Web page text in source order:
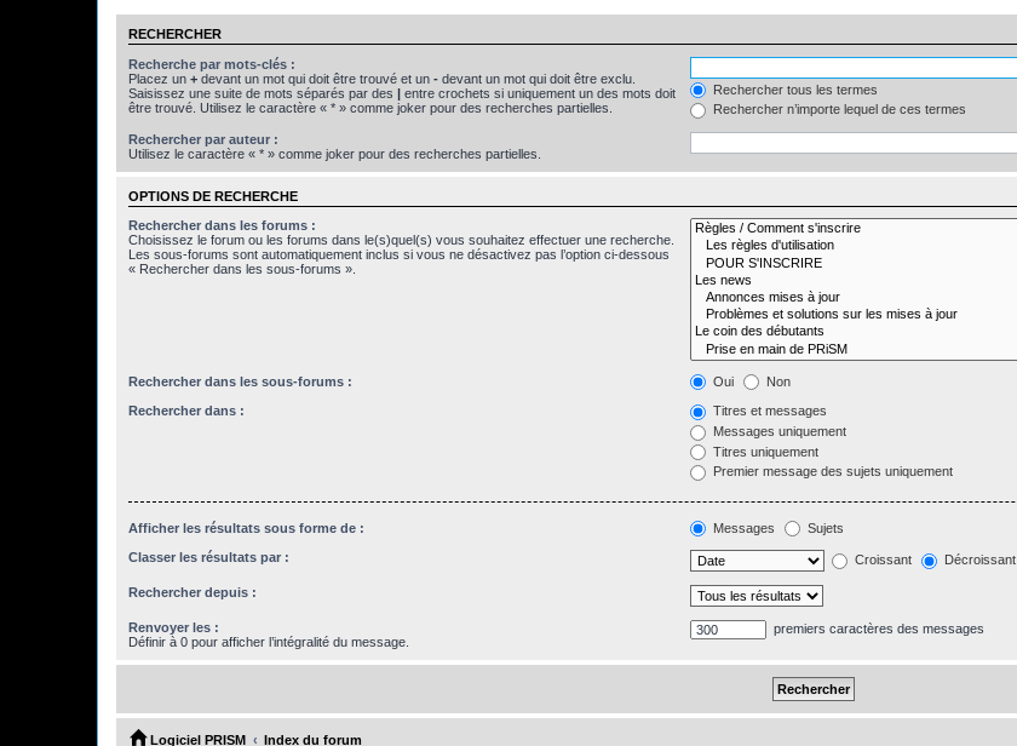
RECHERCHER
Recherche par mots-clés :
Placez un + devant un mot qui doit être trouvé et un - devant un mot qui doit être exclu.
Saisissez une suite de mots séparés par des | entre crochets si uniquement un des mots doit
être trouvé. Utilisez le caractère « * » comme joker pour des recherches partielles.
Rechercher tous les termes
Rechercher n’importe lequel de ces termes
Rechercher par auteur :
Utilisez le caractère « * » comme joker pour des recherches partielles.
OPTIONS DE RECHERCHE
Rechercher dans les forums :
Choisissez le forum ou les forums dans le(s)quel(s) vous souhaitez effectuer une recherche.
Les sous-forums sont automatiquement inclus si vous ne désactivez pas l’option ci-dessous
« Rechercher dans les sous-forums ».
Rechercher dans les sous-forums : Oui Non
Rechercher dans :
Titres et messages
Messages uniquement
Titres uniquement
Premier message des sujets uniquement
Afficher les résultats sous forme de : Messages Sujets
Classer les résultats par : Croissant Décroissant
Rechercher depuis :
Renvoyer les :
Définir à 0 pour afficher l’intégralité du message.
premiers caractères des messages
Logiciel PRISM Index du forum